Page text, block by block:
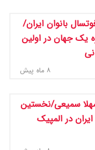
بانوان ایران/
یک جهان در اولین
۸ ماه پیش
سمیعی/نخستین
در المپیک